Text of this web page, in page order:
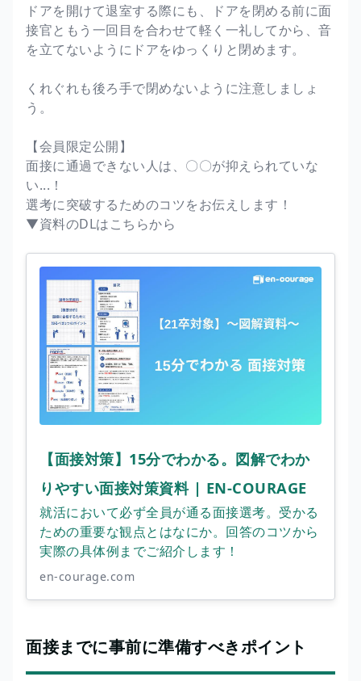
ドアを開けて退室する際にも、ドアを閉める前に面
接官ともう一回目を合わせて軽く一礼してから、音
を立てないようにドアをゆっくりと閉めます。
くれぐれも後ろ手で閉めないように注意しましょ
う。
【会員限定公開】
面接に通過できない人は、〇〇が抑えられていな
い...！
選考に突破するためのコツをお伝えします！
▼資料のDLはこちらから
【面接対策】15分でわかる。図解でわか
りやすい面接対策資料 | EN-COURAGE
就活において必ず全員が通る面接選考。受かる
ための重要な観点とはなにか。回答のコツから
実際の具体例までご紹介します！
en-courage.com
面接までに事前に準備すべきポイント